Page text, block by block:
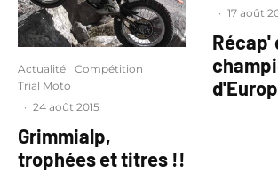
Actualité
Compétition
Trial Moto
· 24 août 2015
Grimmialp,
trophées et titres !!
· 17 août
Récap'